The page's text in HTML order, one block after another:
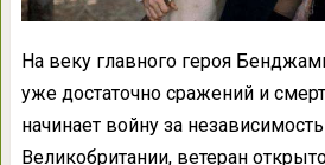
На веку главного героя
уже достаточно сражений и
начинает войну за
Великобритании, ветеран